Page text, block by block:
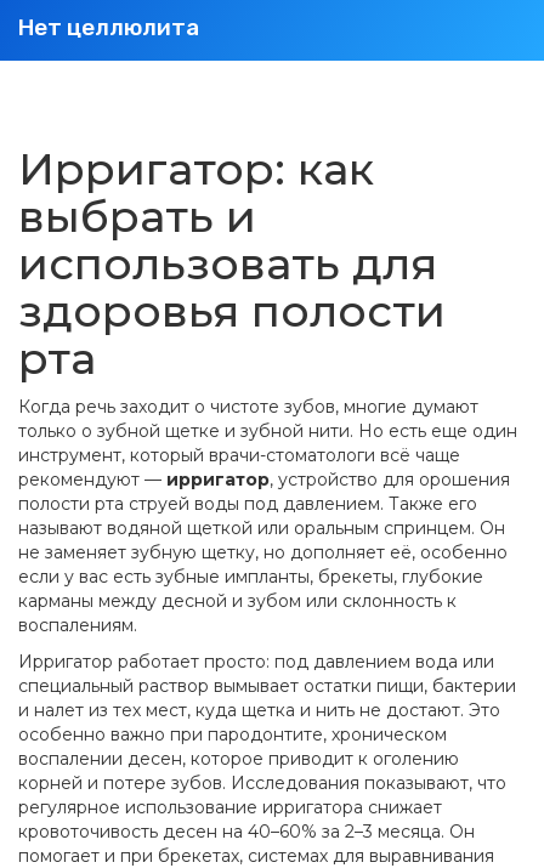
Нет целлюлита
Ирригатор: как
выбрать и
использовать для
здоровья полости
рта
Когда речь заходит о чистоте зубов, многие думают
только о зубной щетке и зубной нити. Но есть еще один
инструмент, который врачи-стоматологи всё чаще
рекомендуют — ирригатор, устройство для орошения
полости рта струей воды под давлением. Также его
называют водяной щеткой или оральным спринцем. Он
не заменяет зубную щетку, но дополняет её, особенно
если у вас есть зубные импланты, брекеты, глубокие
карманы между десной и зубом или склонность к
воспалениям.
Ирригатор работает просто: под давлением вода или
специальный раствор вымывает остатки пищи, бактерии
и налет из тех мест, куда щетка и нить не достают. Это
особенно важно при пародонтите, хроническом
воспалении десен, которое приводит к оголению
корней и потере зубов. Исследования показывают, что
регулярное использование ирригатора снижает
кровоточивость десен на 40–60% за 2–3 месяца. Он
помогает и при брекетах, системах для выравнивания